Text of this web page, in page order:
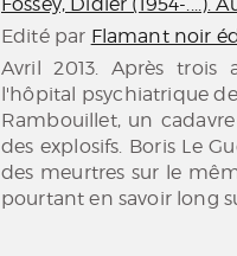
Edité par Flamant noir
Avril 2013. Après
l'hôpital psychiatrique
Rambouillet, un
des explosifs. Boris Le
des meurtres sur le
pourtant en savoir long